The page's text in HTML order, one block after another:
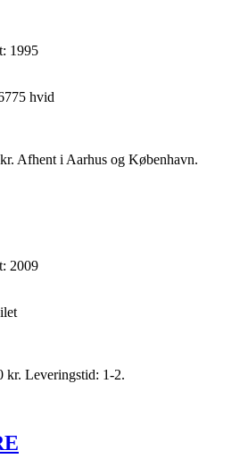
1995
hvid
Afhent i Aarhus og København.
2009
kr. Leveringstid: 1-2.